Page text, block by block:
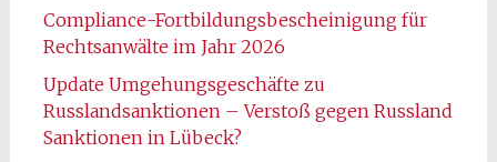
Compliance-Fortbildungsbescheinigung für
Rechtsanwälte im Jahr 2026
Update Umgehungsgeschäfte zu
Russlandsanktionen – Verstoß gegen Russland
Sanktionen in Lübeck?